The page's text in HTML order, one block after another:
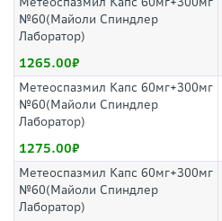
№60(Майоли Спиндлер
Лаборатор)
1265.00
Метеоспазмил Капс 60мг+300мг
№60(Майоли Спиндлер
Лаборатор)
1275.00
Метеоспазмил Капс 60мг+300мг
№60(Майоли Спиндлер
Лаборатор)